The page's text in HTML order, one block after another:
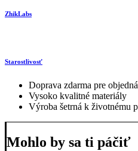
ZhikLabs
Starostlivosť
Doprava zdarma pre
Vysoko kvalitné materiály
Výroba šetrná k životnému
Mohlo by sa ti páčiť